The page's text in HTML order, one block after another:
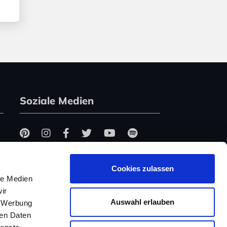
Medien
Daten
Cookies zulassen
Auswahl erlauben
Soziale Medien